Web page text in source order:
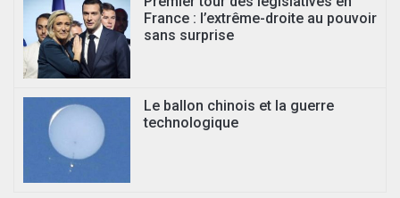
France : l’extrême-droite au pouvoir
sans surprise
Le ballon chinois et la guerre
technologique